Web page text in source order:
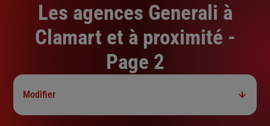
Les agences Generali à
Clamart et à proximité -
Page 2
Modifier